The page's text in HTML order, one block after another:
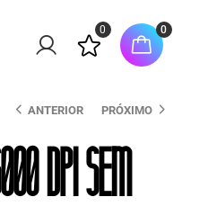
0 0
ANTERIOR PRÓXIMO
Dpi Sem